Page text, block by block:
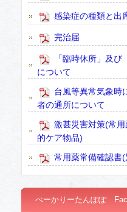
感染症の種類と出
完治届
「臨時休所」及び
について
台風等異常気象時
者の通所について
激甚災害対策(常
的ケア物品)
常用薬常備確認書
べーかりーたんぽぽ